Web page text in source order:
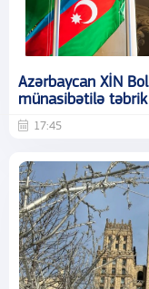
Azərbaycan XİN
münasibətilə
17:45